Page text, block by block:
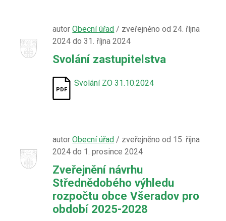
autorObecní úřad / zveřejněno od 24. října
2024 do 31. října 2024
Svolání zastupitelstva
Svolání ZO 31.10.2024
autorObecní úřad / zveřejněno od 15. října
2024 do 1. prosince 2024
Zveřejnění návrhu
Střednědobého výhledu
rozpočtu obce Všeradov pro
období 2025-2028